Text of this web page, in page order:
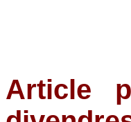
Article